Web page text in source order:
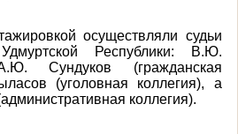
осуществляли судьи
Республики: В.Ю.
Сундуков (гражданская
(уголовная коллегия), а
коллегия).